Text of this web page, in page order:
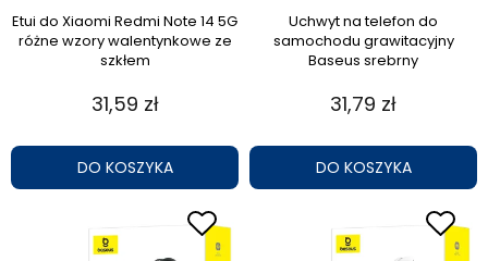
Etui do Xiaomi Redmi Note 14 5G
różne wzory walentynkowe ze
szkłem
31,59 zł
DO KOSZYKA
Uchwyt na telefon do
samochodu grawitacyjny
Baseus srebrny
31,79 zł
DO KOSZYKA